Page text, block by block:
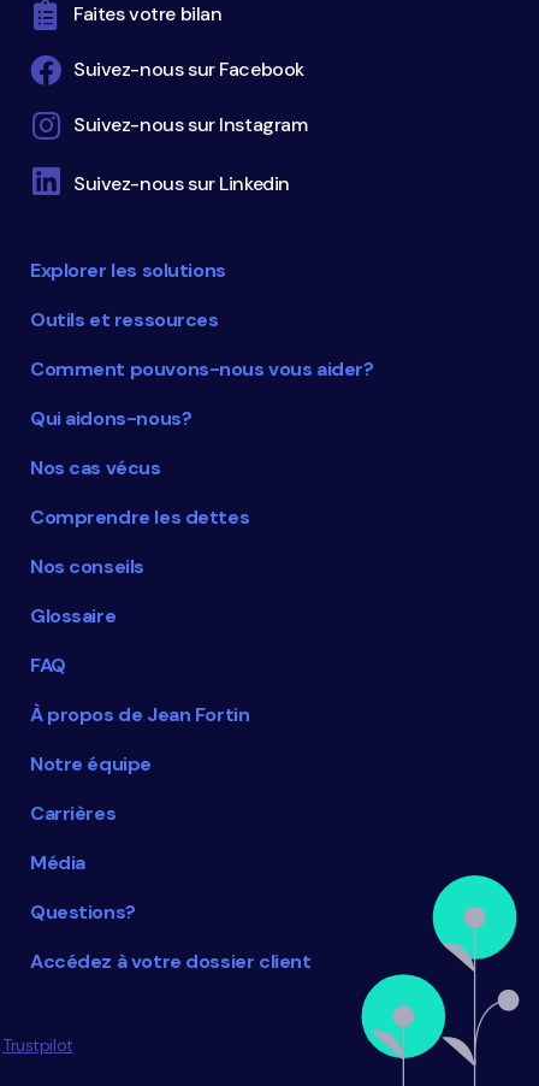
Explorer les solutions
Outils et ressources
Comment pouvons-nous vous aider?
Qui aidons-nous?
Nos cas vécus
Comprendre les dettes
Nos conseils
Glossaire
FAQ
À propos de Jean Fortin
Notre équipe
Carrières
Média
Questions?
Accédez à votre dossier client
Trustpilot
Faites votre bilan
Suivez-nous sur Facebook
Suivez-nous sur Instagram
Suivez-nous sur Linkedin